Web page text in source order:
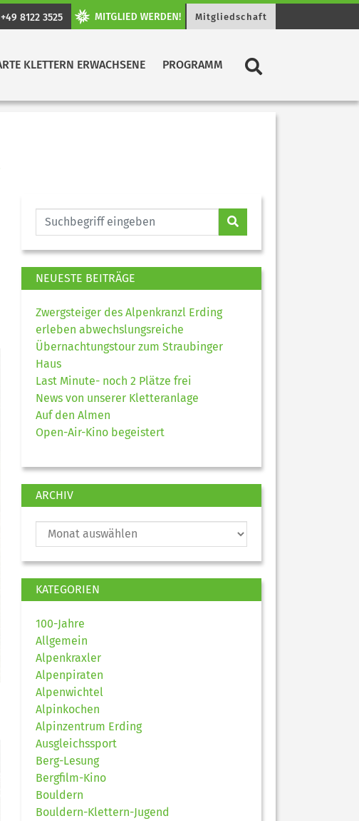
8122 3525 Mitgliedschaft
KLETTERN ERWACHSENE PROGRAMM
NEUESTE BEITRÄGE
Zwergsteiger des Alpenkranzl Erding
erleben abwechslungsreiche
Übernachtungstour zum Straubinger
Haus
Last Minute- noch 2 Plätze frei
News von unserer Kletteranlage
Auf den Almen
Open-Air-Kino begeistert
ARCHIV
KATEGORIEN
100-Jahre
Allgemein
Alpenkraxler
Alpenpiraten
Alpenwichtel
Alpinkochen
Alpinzentrum Erding
Ausgleichssport
Berg-Lesung
Bergfilm-Kino
Bouldern
Bouldern-Klettern-Jugend